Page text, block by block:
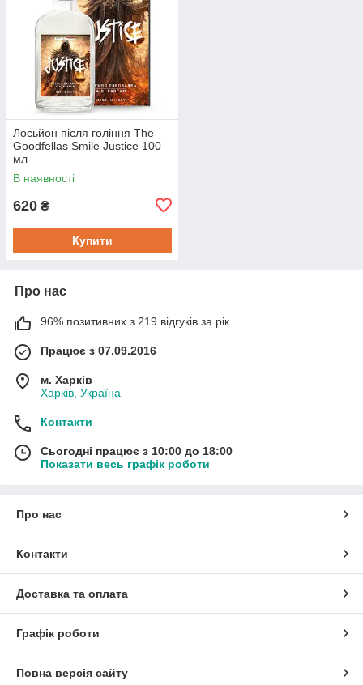
Лосьйон після гоління The
Goodfellas Smile Justice 100
мл
В наявності
620 ₴
Купити
Про нас
96% позитивних з 219 відгуків за рік
Працює з 07.09.2016
м. Харків
Харків, Україна
Контакти
Сьогодні працює з 10:00 до 18:00
Показати весь графік роботи
Про нас
Контакти
Доставка та оплата
Графік роботи
Повна версія сайту